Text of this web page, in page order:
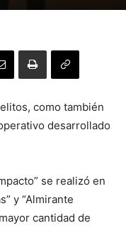
como también
desarrollado
se realizó en
y “Almirante
cantidad de